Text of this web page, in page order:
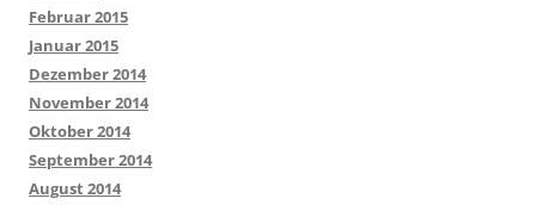
Februar 2015
Januar 2015
Dezember 2014
November 2014
Oktober 2014
September 2014
August 2014